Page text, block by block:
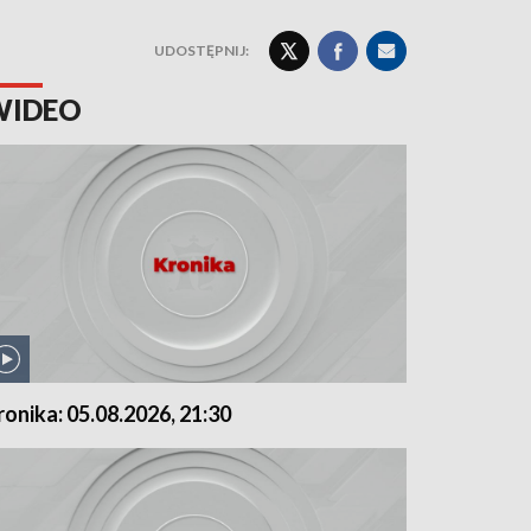
UDOSTĘPNIJ:
05.08.2026, 21:30